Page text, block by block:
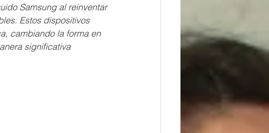
Samsung al reinventar
Estos dispositivos
cambiando la forma en
significativa